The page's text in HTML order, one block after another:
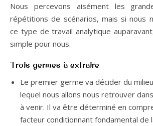
Nous percevons aisément les
répétitions de scénarios, mais si nous
ce type de travail analytique
simple pour nous.
Trois germes à extraire
Le premier germe va décider du
lequel nous allons nous retrouver
à venir. Il va être déterminé en
facteur conditionnant fondamental de